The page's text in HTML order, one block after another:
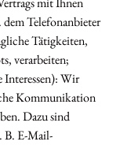
Telefonanbieter
Tätigkeiten,
verarbeiten;
Wir
Kommunikation
Dazu sind
B. E-Mail-